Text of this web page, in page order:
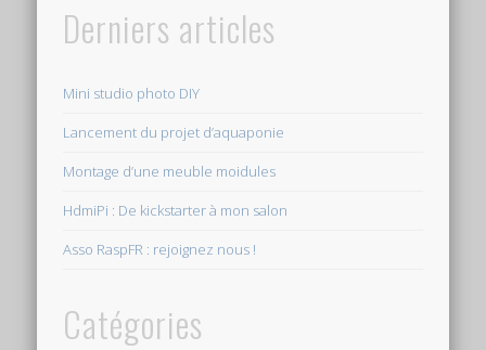
Derniers articles
Mini studio photo DIY
Lancement du projet d’aquaponie
Montage d’une meuble moidules
HdmiPi : De kickstarter à mon salon
Asso RaspFR : rejoignez nous !
Catégories